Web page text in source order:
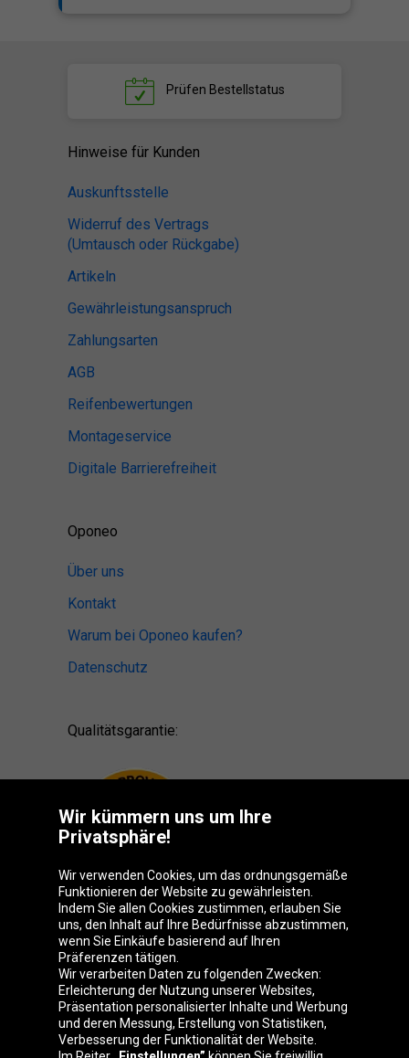
Prüfen Bestellstatus
Hinweise für Kunden
Auskunftsstelle
Widerruf des Vertrags
(Umtausch oder Rückgabe)
Artikeln
Gewährleistungsanspruch
Zahlungsarten
AGB
Reifenbewertungen
Montageservice
Digitale Barrierefreiheit
Oponeo
Über uns
Kontakt
Warum bei Oponeo kaufen?
Datenschutz
Qualitätsgarantie:
Oponeo-Gruppe
Belgique Česká Deutschland Éire
Wir kümmern uns um Ihre
Privatsphäre!
Wir verwenden Cookies, um das ordnungsgemäße
Funktionieren der Website zu gewährleisten.
Indem Sie allen Cookies zustimmen, erlauben Sie
uns, den Inhalt auf Ihre Bedürfnisse abzustimmen,
wenn Sie Einkäufe basierend auf Ihren
Präferenzen tätigen.
Wir verarbeiten Daten zu folgenden Zwecken:
Erleichterung der Nutzung unserer Websites,
Präsentation personalisierter Inhalte und Werbung
und deren Messung, Erstellung von Statistiken,
Verbesserung der Funktionalität der Website.